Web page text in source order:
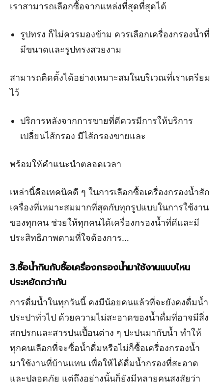
เราสามารถเลือกซื้อจากแหล่งที่สุดที่สุดได้
รูปทรง ก็ไม่ควรมองข้าม ควรเลือกเครื่องกรองน้ำที่
มีขนาดและรูปทรงสวยงาม
สามารถติดตั้งได้อย่างเหมาะสมในบริเวณที่เราเตรียม
ไว้
ปริการหลังจากการขายที่ดีควรมีการให้บริการ
เปลี่ยนไส้กรอง มีไส้กรองขายและ
พร้อมให้คำแนะนำตลอดเวลา
เหล่านี้คือเทคนิคดี ๆ ในการเลือกซื้อเครื่องกรองน้ำสัก
เครื่องที่เหมาะสมมากที่สุดกับทุกรูปแบบในการใช้งาน
ของทุกคน ช่วยให้ทุกคนได้เครื่องกรองน้ำที่ดีและมี
ประสิทธิภาพตามที่ใจต้องการ…
3.ซื้อน้ำกินกับซื้อเครื่องกรองน้ำมาใช้งานแบบไหน
ประหยัดกว่ากัน
การดื่มน้ำในทุกวันนี้ คงมีน้อยคนแล้วที่จะยังคงดื่มน้ำ
ประปาทั่วไป ด้วยความไม่สะอาดของน้ำดื่มที่อาจมีสิ่ง
สกปรกและสารปนเปื้อนต่าง ๆ ปะปนมากับน้ำ ทำให้
ทุกคนเลือกที่จะซื้อน้ำดื่มหรือไม่ก็ซื้อเครื่องกรองน้ำ
มาใช้งานที่บ้านแทน เพื่อให้ได้ดื่มน้ำกรองที่สะอาด
และปลอดภัย แต่ถึงอย่างนั้นก็ยังมีหลายคนสงสัยว่า